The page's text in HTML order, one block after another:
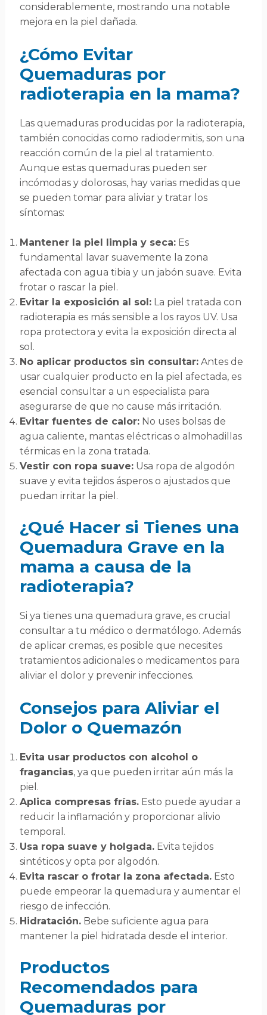
considerablemente, mostrando una notable
mejora en la piel dañada.
¿Cómo Evitar
Quemaduras por
radioterapia en la mama?
Las quemaduras producidas por la radioterapia,
también conocidas como radiodermitis, son una
reacción común de la piel al tratamiento.
Aunque estas quemaduras pueden ser
incómodas y dolorosas, hay varias medidas que
se pueden tomar para aliviar y tratar los
síntomas:
Mantener la piel limpia y seca:Es
fundamental lavar suavemente la zona
afectada con agua tibia y un jabón suave. Evita
frotar o rascar la piel.
Evitar la exposición al sol:La piel tratada con
radioterapia es más sensible a los rayos UV. Usa
ropa protectora y evita la exposición directa al
sol.
No aplicar productos sin consultar:Antes de
usar cualquier producto en la piel afectada, es
esencial consultar a un especialista para
asegurarse de que no cause más irritación.
Evitar fuentes de calor:No uses bolsas de
agua caliente, mantas eléctricas o almohadillas
térmicas en la zona tratada.
Vestir con ropa suave:Usa ropa de algodón
suave y evita tejidos ásperos o ajustados que
puedan irritar la piel.
¿Qué Hacer si Tienes una
Quemadura Grave en la
mama a causa de la
radioterapia?
Si ya tienes una quemadura grave, es crucial
consultar a tu médico o dermatólogo. Además
de aplicar cremas, es posible que necesites
tratamientos adicionales o medicamentos para
aliviar el dolor y prevenir infecciones.
Consejos para Aliviar el
Dolor o Quemazón
Evita usar productos con alcohol o
fragancias, ya que pueden irritar aún más la
piel.
Aplica compresas frías.Esto puede ayudar a
reducir la inflamación y proporcionar alivio
temporal.
Usa ropa suave y holgada.Evita tejidos
sintéticos y opta por algodón.
Evita rascar o frotar la zona afectada.Esto
puede empeorar la quemadura y aumentar el
riesgo de infección.
Hidratación.Bebe suficiente agua para
mantener la piel hidratada desde el interior.
Productos
Recomendados para
Quemaduras por